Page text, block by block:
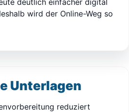
deutlich einfacher digital
wird der Online-Weg so
Unterlagen
reduziert